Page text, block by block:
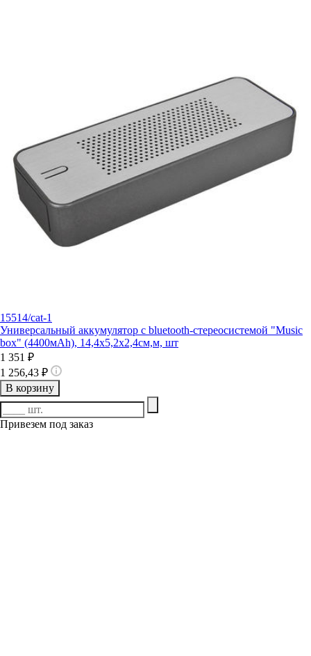
15514/cat-1
Универсальный аккумулятор c bluetooth-стереосистемой "Music
box" (4400мАh), 14,4х5,2х2,4см,м, шт
1 351 ₽
1 256,43 ₽
В корзину
Привезем под заказ